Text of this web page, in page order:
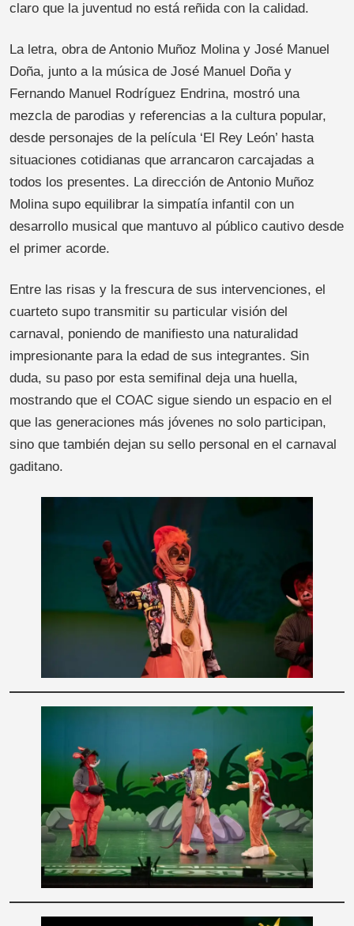
claro que la juventud no está reñida con la calidad.
La letra, obra de Antonio Muñoz Molina y José Manuel
Doña, junto a la música de José Manuel Doña y
Fernando Manuel Rodríguez Endrina, mostró una
mezcla de parodias y referencias a la cultura popular,
desde personajes de la película ‘El Rey León’ hasta
situaciones cotidianas que arrancaron carcajadas a
todos los presentes. La dirección de Antonio Muñoz
Molina supo equilibrar la simpatía infantil con un
desarrollo musical que mantuvo al público cautivo desde
el primer acorde.
Entre las risas y la frescura de sus intervenciones, el
cuarteto supo transmitir su particular visión del
carnaval, poniendo de manifiesto una naturalidad
impresionante para la edad de sus integrantes. Sin
duda, su paso por esta semifinal deja una huella,
mostrando que el COAC sigue siendo un espacio en el
que las generaciones más jóvenes no solo participan,
sino que también dejan su sello personal en el carnaval
gaditano.